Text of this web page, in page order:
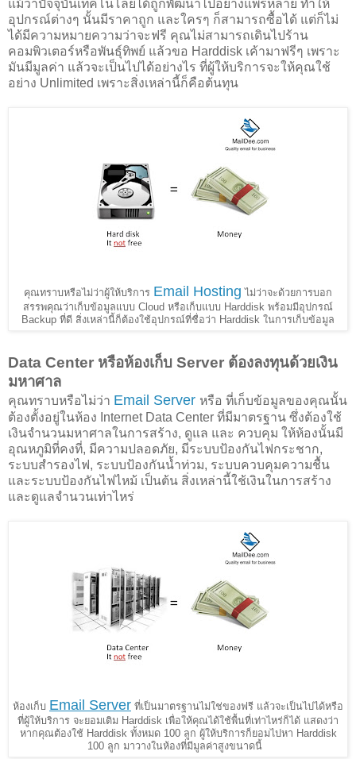
แม้ว่าปัจจุบันเทคโนโลยีได้ถูกพัฒนาไปอย่างแพร่หลาย ทำให้
อุปกรณ์ต่างๆ นั้นมีราคาถูก และใครๆ ก็สามารถซื้อได้ แต่ก็ไม่
ได้มีความหมายความว่าจะฟรี คุณไม่สามารถเดินไปร้าน
คอมพิวเตอร์หรือพันธุ์ทิพย์ แล้วขอ Harddisk เค้ามาฟรีๆ เพราะ
มันมีมูลค่า แล้วจะเป็นไปได้อย่างไร ที่ผู้ให้บริการจะให้คุณใช้
อย่าง Unlimited เพราะสิ่งเหล่านี้ก็คือต้นทุน
คุณทราบหรือไม่ว่าผู้ให้บริการ Email Hosting ไม่ว่าจะด้วยการบอก
สรรพคุณว่าเก็บข้อมูลแบบ Cloud หรือเก็บแบบ Harddisk พร้อมมีอุปกรณ์
Backup ที่ดี สิ่งเหล่านี้ก็ต้องใช้อุปกรณ์ที่ชื่อว่า Harddisk ในการเก็บข้อมูล
Data Center หรือห้องเก็บ Server ต้องลงทุนด้วยเงิน
มหาศาล
คุณทราบหรือไม่ว่า Email Server หรือ ที่เก็บข้อมูลของคุณนั้น
ต้องตั้งอยู่ในห้อง Internet Data Center ที่มีมาตรฐาน ซึ่งต้องใช้
เงินจำนวนมหาศาลในการสร้าง, ดูแล และ ควบคุม ให้ห้องนั้นมี
อุณหภูมิที่คงที่, มีความปลอดภัย, มีระบบป้องกันไฟกระชาก,
ระบบสำรองไฟ, ระบบป้องกันน้ำท่วม, ระบบควบคุมความชื้น
และระบบป้องกันไฟไหม้ เป็นต้น สิ่งเหล่านี้ใช้เงินในการสร้าง
และดูแลจำนวนเท่าไหร่
ห้องเก็บ Email Server ที่เป็นมาตรฐานไม่ใช่ของฟรี แล้วจะเป็นไปได้หรือ
ที่ผู้ให้บริการ จะยอมเติม Harddisk เพื่อให้คุณได้ใช้พื้นที่เท่าไหร่ก็ได้ แสดงว่า
หากคุณต้องใช้ Harddisk ทั้งหมด 100 ลูก ผู้ให้บริการก็ยอมไปหา Harddisk
100 ลูก มาวางในห้องที่มีมูลค่าสูงขนาดนี้